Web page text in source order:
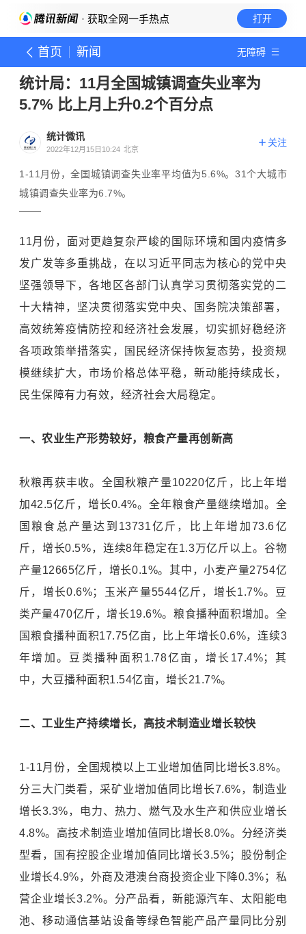
· 获取全网一手热点 打开
首页 新闻 无障碍
统计局：11月全国城镇调查失业率为
5.7% 比上月上升0.2个百分点
统计微讯
2022年12月15日10:24 北京
关注
1-11月份，全国城镇调查失业率平均值为5.6%。31个大城市
城镇调查失业率为6.7%。
11月份，面对更趋复杂严峻的国际环境和国内疫情多
发广发等多重挑战，在以习近平同志为核心的党中央
坚强领导下，各地区各部门认真学习贯彻落实党的二
十大精神，坚决贯彻落实党中央、国务院决策部署，
高效统筹疫情防控和经济社会发展，切实抓好稳经济
各项政策举措落实，国民经济保持恢复态势，投资规
模继续扩大，市场价格总体平稳，新动能持续成长，
民生保障有力有效，经济社会大局稳定。
一、农业生产形势较好，粮食产量再创新高
秋粮再获丰收。全国秋粮产量10220亿斤，比上年增
加42.5亿斤，增长0.4%。全年粮食产量继续增加。全
国粮食总产量达到13731亿斤，比上年增加73.6亿
斤，增长0.5%，连续8年稳定在1.3万亿斤以上。谷物
产量12665亿斤，增长0.1%。其中，小麦产量2754亿
斤，增长0.6%；玉米产量5544亿斤，增长1.7%。豆
类产量470亿斤，增长19.6%。粮食播种面积增加。全
国粮食播种面积17.75亿亩，比上年增长0.6%，连续3
年增加。豆类播种面积1.78亿亩，增长17.4%；其
中，大豆播种面积1.54亿亩，增长21.7%。
二、工业生产持续增长，高技术制造业增长较快
1-11月份，全国规模以上工业增加值同比增长3.8%。
分三大门类看，采矿业增加值同比增长7.6%，制造业
增长3.3%，电力、热力、燃气及水生产和供应业增长
4.8%。高技术制造业增加值同比增长8.0%。分经济类
型看，国有控股企业增加值同比增长3.5%；股份制企
业增长4.9%，外商及港澳台商投资企业下降0.3%；私
营企业增长3.2%。分产品看，新能源汽车、太阳能电
池、移动通信基站设备等绿色智能产品产量同比分别